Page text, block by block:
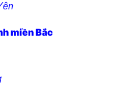
miền Bắc